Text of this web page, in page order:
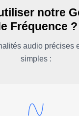
notre
Fréquence ?
audio précises
simples :